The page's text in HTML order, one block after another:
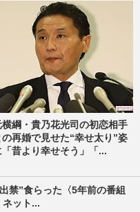
横綱・貴乃花光司の初恋相手
の再婚で見せた“幸せ太り”姿
「昔より幸せそう」「...
禁”食らった〈5年前の番組
ネット...